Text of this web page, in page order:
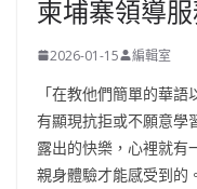
柬埔寨領導
2026-01-15 編輯室
「在教他們簡單的華
有顯現抗拒或不願意學
露出的快樂，心裡就有
親身體驗才能感受到的